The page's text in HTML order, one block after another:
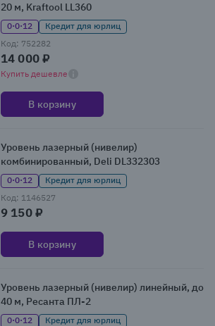
20 м, Kraftool LL360
0·0·12
Кредит для юрлиц
Код: 752282
14 000 ₽
Купить дешевле
В корзину
Уровень лазерный (нивелир)
комбинированный, Deli DL332303
0·0·12
Кредит для юрлиц
Код: 1146527
9 150 ₽
В корзину
Уровень лазерный (нивелир) линейный, до
40 м, Ресанта ПЛ-2
0·0·12
Кредит для юрлиц